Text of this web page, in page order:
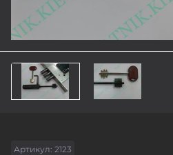
Артикул: 2123